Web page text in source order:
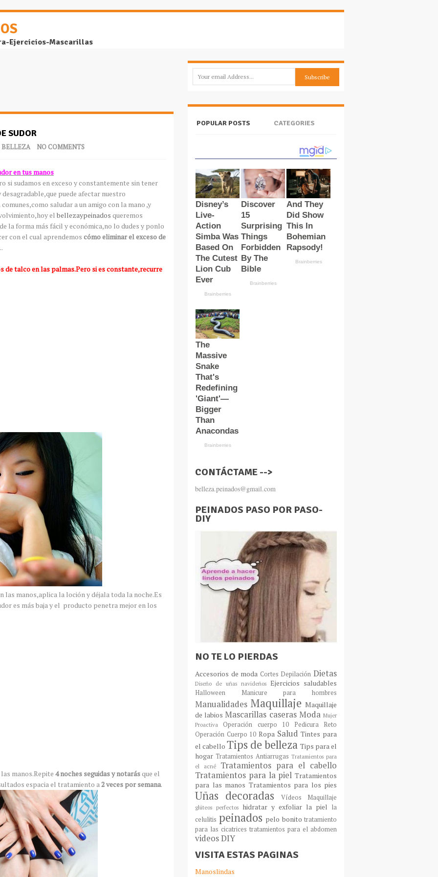
Ejercicios-Mascarillas
SUDOR
BELLEZA NO COMMENTS
en tus manos
si sudamos en exceso y constantemente sin tener
puede afectar nuestro
saludar a un amigo con la mano ,y
el bellezaypeinados queremos
de la forma más fácil y económica,no lo dudes y ponlo
con el cual aprendemos cómo eliminar el exceso de
de talco en las palmas.Pero si es constante,recurre
las manos,aplica la loción y déjala toda la noche.Es
es más baja y el producto penetra mejor en los
manos.Repite 4 noches seguidas y notarásque el
espacia el tratamiento a2 veces por semana.
POPULAR POSTS CATEGORIES
CONTÁCTAME -->
belleza.peinados@gmail.com
PEINADOS PASO POR PASO-
DIY
NO TE LO PIERDAS
Accesorios de moda Cortes Depilación Dietas
Diseño de uñas navideños Ejercicios saludables
Halloween Manicure para hombres
Manualidades Maquillaje Maquillaje
de labios Mascarillas caseras Moda Mujer
Proactiva
Operación cuerpo 10 Pedicura
Reto
Operación Cuerpo 10 Ropa Salud Tintes para
el cabello Tips de belleza Tips para el
hogar Tratamientos Antiarrugas Tratamientos para
el acné
Tratamientos para el cabello
Tratamientos para la piel Tratamientos
para las manos Tratamientos para los pies
Uñas decoradas Vídeos Maquillaje
glúteos perfectos hidratar y exfoliar la piel la
celulitis peinados pelo bonito tratamiento
para las cicatrices tratamientos para el abdomen
videos DIY
VISITA ESTAS PAGINAS
Manoslindas